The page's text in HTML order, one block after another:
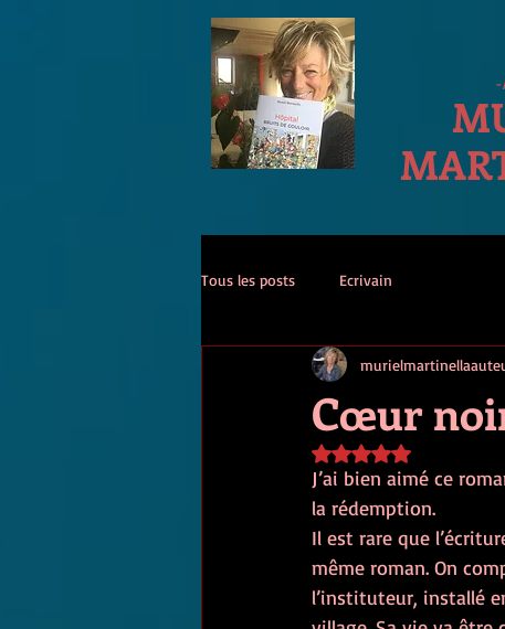
-
Tous les posts Ecrivain
Cœur
Noté NaN étoiles sur 5.
J’ai bien aimé ce
la rédemption.
Il est rare que
même roman. On
l’instituteur, installé